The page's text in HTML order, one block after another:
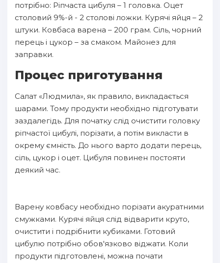
потрібно: Ріпчаста цибуля – 1 головка. Оцет
столовий 9%-й - 2 столові ложки. Курячі яйця – 2
штуки. Ковбаса варена – 200 грам. Сіль, чорний
перець і цукор – за смаком. Майонез для
заправки.
Процес приготування
Салат «Людмила», як правило, викладається
шарами. Тому продукти необхідно підготувати
заздалегідь. Для початку слід очистити головку
ріпчастої цибулі, порізати, а потім викласти в
окрему ємність. До нього варто додати перець,
сіль, цукор і оцет. Цибуля повинен постояти
деякий час.
Варену ковбасу необхідно порізати акуратними
смужками. Курячі яйця слід відварити круто,
очистити і подрібнити кубиками. Готовий
цибулю потрібно обов'язково віджати. Коли
продукти підготовлені, можна почати